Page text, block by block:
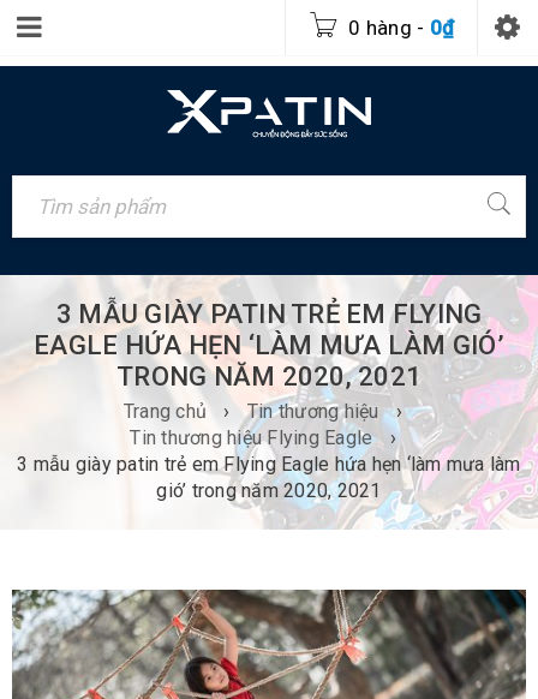
0 hàng - 0₫
3 MẪU GIÀY PATIN TRẺ EM FLYING
EAGLE HỨA HẸN ‘LÀM MƯA LÀM GIÓ’
TRONG NĂM 2020, 2021
Trang chủ › Tin thương hiệu
›
Tin thương hiệu Flying Eagle
›
3 mẫu giày patin trẻ em Flying Eagle hứa hẹn ‘làm mưa làm
gió’ trong năm 2020, 2021